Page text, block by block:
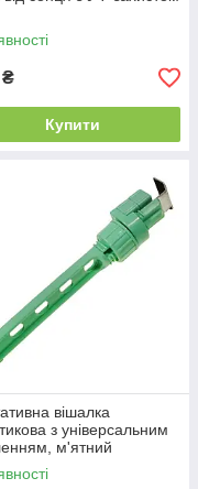
₴
Купити
вішалка
з універсальним
м'ятний